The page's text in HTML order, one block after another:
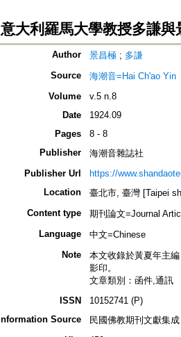
意大利羅馬大學教授多謙與
Author 景昌極 ; 多謙
Source
海潮音=Hai Ch'ao Yin
Volume
v.5 n.8
Date
1924.09
Pages
8 - 8
Publisher
海潮音雜誌社
Publisher Url
https://
Location
臺北市, 臺灣 [Taipei
Content type
期刊論文=Journal
Language
中文=Chinese
Note
本文收錄於黃夏年主
影印。
文章類別：函件,通訊
ISSN
10152741 (P)
Information Source
民國佛教期刊文獻集